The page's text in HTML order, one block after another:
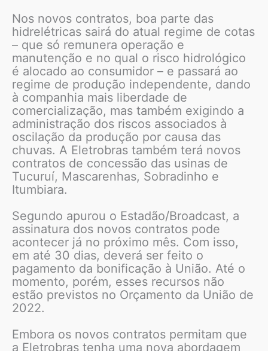
Nos novos contratos, boa parte das
hidrelétricas sairá do atual regime de cotas
– que só remunera operação e
manutenção e no qual o risco hidrológico
é alocado ao consumidor – e passará ao
regime de produção independente, dando
à companhia mais liberdade de
comercialização, mas também exigindo a
administração dos riscos associados à
oscilação da produção por causa das
chuvas. A Eletrobras também terá novos
contratos de concessão das usinas de
Tucuruí, Mascarenhas, Sobradinho e
Itumbiara.
Segundo apurou o Estadão/Broadcast, a
assinatura dos novos contratos pode
acontecer já no próximo mês. Com isso,
em até 30 dias, deverá ser feito o
pagamento da bonificação à União. Até o
momento, porém, esses recursos não
estão previstos no Orçamento da União de
2022.
Embora os novos contratos permitam que
a Eletrobras tenha uma nova abordagem